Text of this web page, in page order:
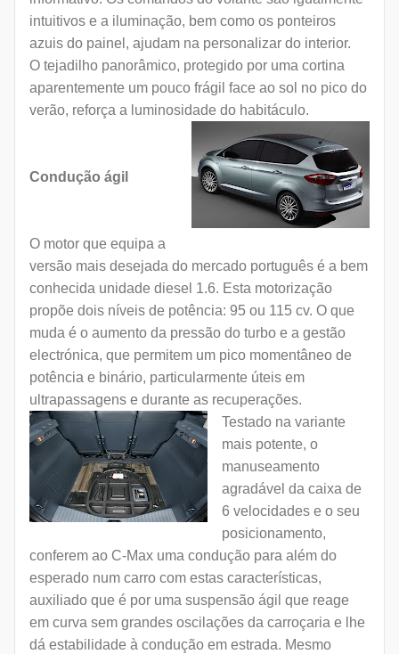
intuitivos e a iluminação, bem como os ponteiros
azuis do painel, ajudam na personalizar do interior.
O tejadilho panorâmico, protegido por uma cortina
aparentemente um pouco frágil face ao sol no pico do
verão, reforça a luminosidade do habitáculo.
Condução ágil
O motor que equipa a
versão mais desejada do mercado português é a bem
conhecida unidade diesel 1.6. Esta motorização
propõe dois níveis de potência: 95 ou 115 cv. O que
muda é o aumento da pressão do turbo e a gestão
electrónica, que permitem um pico momentâneo de
potência e binário, particularmente úteis em
ultrapassagens e durante as recuperações.
Testado na variante
mais potente, o
manuseamento
agradável da caixa de
6 velocidades e o seu
posicionamento,
conferem ao C-Max uma condução para além do
esperado num carro com estas características,
auxiliado que é por uma suspensão ágil que reage
em curva sem grandes oscilações da carroçaria e lhe
dá estabilidade à condução em estrada. Mesmo